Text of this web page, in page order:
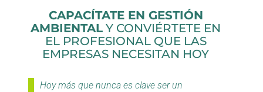
CAPACÍTATE EN GESTIÓN
AMBIENTAL Y CONVIÉRTETE EN
EL PROFESIONAL QUE LAS
EMPRESAS NECESITAN HOY
Hoy más que nunca es clave ser un